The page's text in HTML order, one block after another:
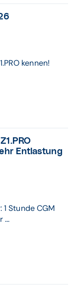
kennen!
Entlastung
Stunde CGM
...